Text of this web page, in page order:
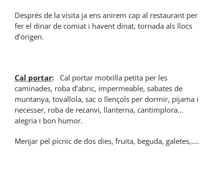
Després de la visita ja ens anirem cap al restaurant per
fer el dinar de comiat i havent dinat, tornada als llocs
d’origen.
Cal portar: Cal portar motxilla petita per les
caminades, roba d’abric, impermeable, sabates de
muntanya, tovallola, sac o llençols per dormir, pijama i
necesser, roba de recanvi, llanterna, cantimplora…
alegria i bon humor.
Menjar pel pícnic de dos dies, fruita, beguda, galetes,….